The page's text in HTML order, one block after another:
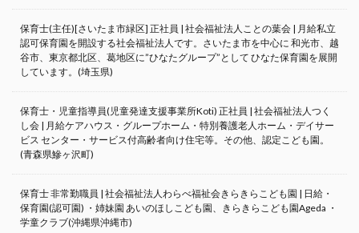
保育士(主任)[さいたま市緑区] 正社員 | 社会福祉法人ことの葉会 | 月給私立
認可保育園を開設する社会福祉法人です。さいたま市を中心に 和光市、越
谷市、東京都北区、葛地区に”ひなたグループ”として ひなた保育園を展開
しています。(埼玉県)
保育士・児童指導員(児童発達支援事業所Koti) 正社員 | 社会福祉法人つく
し会 | 月給ケアハウス・グループホーム・特別養護老人ホーム・デイサー
ビス センター・サービス付高齢者向け住宅等。その他、認定こども園。
(青森県鰺ヶ沢町)
保育士 非常勤職員 | 社会福祉法人わらべ福祉会きらきらこども園 | 日給・
保育園(認可園) ・姉妹園 あいのほしこども園、きらきらこども園Ageda ・
学童クラブ(沖縄県沖縄市)